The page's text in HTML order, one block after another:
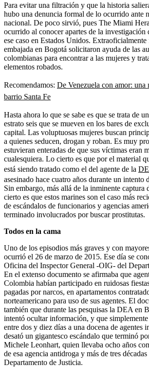
Para evitar una filtración y que la historia
hubo una denuncia formal de lo ocurrido ante
nacional. De poco sirvió, pues The Miami
ocurrido al conocer apartes de la investigación
ese caso en Estados Unidos.
embajada en Bogotá solicitaron ayuda de las
colombianas para encontrar a las mujeres y
elementos robados.
Recomendamos: De Venezuela con amor: una
barrio Santa Fe
Hasta ahora lo que se sabe es que se trata de
estrato seis que se mueven en los bares de
capital. Las voluptuosas mujeres buscan
a quienes seducen, drogan y roban. Es muy
estuvieran enteradas de que sus víctimas eran
cualesquiera. Lo cierto es que por el material
está siendo tratado como el del agente de la
asesinado hace cuatro años durante un intento
Sin embargo, más allá de la inminente captura
cierto es que estos marines son el caso más
de escándalos de funcionarios y agencias
terminado involucrados por buscar prostitutas.
Todos en la cama
Uno de los episodios más graves y con
ocurrió el 26 de marzo de 2015. Ese día se
Oficina del Inspector General -OIG- del
En el extenso documento se afirmaba que
Colombia habían participado en ruidosas
pagadas por narcos, en apartamentos
norteamericano para uso de sus agentes. El
también que durante las pesquisas la DEA en
intentó ocultar información, y que
entre dos y diez días a una docena de agentes
desató un gigantesco escándalo que terminó
Michele Leonhart, quien llevaba ocho años
de esa agencia antidroga y más de tres
Departamento de Justicia.